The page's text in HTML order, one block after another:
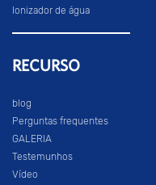
Ionizador de água
RECURSO
blog
Perguntas frequentes
GALERIA
Testemunhos
Vídeo